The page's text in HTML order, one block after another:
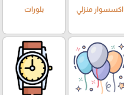
اكسسوار منزلي بلورات